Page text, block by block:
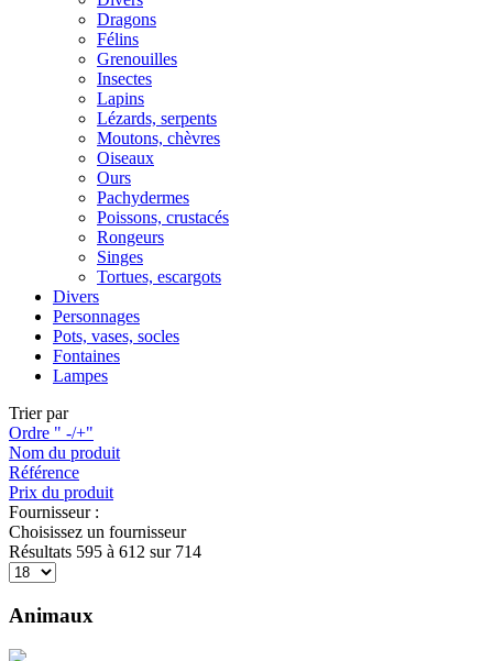
Dragons
Félins
Grenouilles
Insectes
Lapins
Lézards, serpents
Moutons, chèvres
Oiseaux
Ours
Pachydermes
Poissons, crustacés
Rongeurs
Singes
Tortues, escargots
Divers
Personnages
Pots, vases, socles
Fontaines
Lampes
Trier par
Ordre " -/+"
Nom du produit
Référence
Prix du produit
Fournisseur :
Choisissez un fournisseur
Résultats 595 à 612 sur 714
Animaux